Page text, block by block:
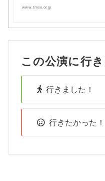
www.tmso.or.jp
この公演に行
行きました！
行きたかった！